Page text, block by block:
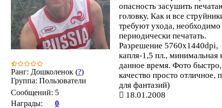
Ранг: Дошколенок (?)
Группа: Пользователи
Сообщений: 5
Награды:
0
опасность засушить
головку. Как и все
требуют ухода, необходимо
периодически печатать.
Разрешение 5760х1440dpi,
капля-1,5 пл., минимальная
данное время. Фото быстро,
качество просто отличное,
для фантазий)
18.01.2008